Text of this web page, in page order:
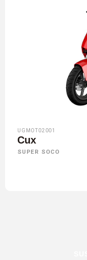
UGMOT02001
Cux
SUPER SOCO